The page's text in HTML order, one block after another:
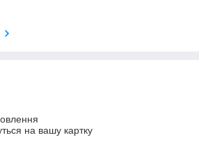
на вашу картку